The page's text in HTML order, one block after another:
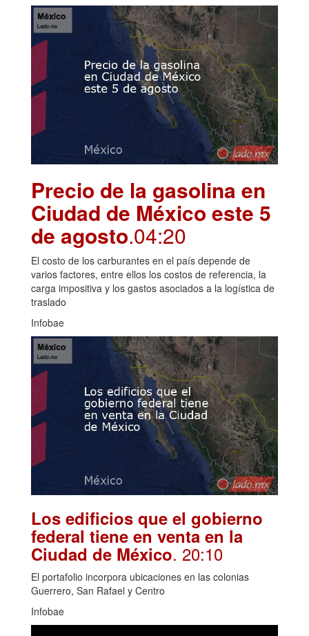
Precio de la gasolina en
Ciudad de México este 5
de agosto.04:20
El costo de los carburantes en el país depende de
varios factores, entre ellos los costos de referencia, la
carga impositiva y los gastos asociados a la logística de
traslado
Infobae
Los edificios que el gobierno
federal tiene en venta en la
Ciudad de México. 20:10
El portafolio incorpora ubicaciones en las colonias
Guerrero, San Rafael y Centro
Infobae